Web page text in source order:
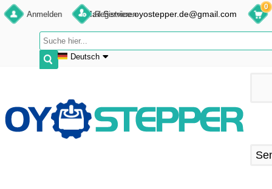
Anmelden Registrieren
Deutsch
Français
Español
E-Mail:Service.oyostepper.de@gmail.com
0